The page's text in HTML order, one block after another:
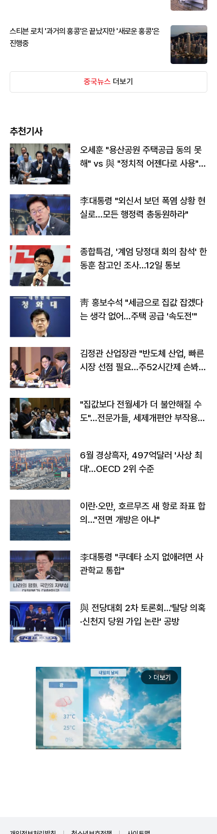
스티븐 로치 '과거의 홍콩'은 끝났지만 '새로운 홍콩'은
진행중
중국뉴스 더보기
추천기사
오세훈 "용산공원 주택공급 동의 못
해" vs 與 "정치적 어젠다로 사용"
李대통령 "외신서 보던 폭염 상황 현
실로…모든 행정력 총동원하라"
종합특검, '계엄 당정대 회의 참석' 한
동훈 참고인 조사...12일 통보
靑 홍보수석 "세금으로 집값 잡겠다
는 생각 없어…주택 공급 '속도전'"
김정관 산업장관 "반도체 산업, 빠른
시장 선점 필요…주52시간제 손봐
"집값보다 전월세가 더 불안해질 수
도"…전문가들, 세제개편안 부작용
6월 경상흑자, 497억달러 '사상 최
대'…OECD 2위 수준
이란·오만, 호르무즈 새 항로 좌표 합
의…"전면 개방은 아냐"
李대통령 "쿠데타 소지 없애려면 사
관학교 통합"
與 전당대회 2차 토론회…'탈당 의혹
·신천지 당원 가입 논란' 공방
arrow_forward_ios 더보기